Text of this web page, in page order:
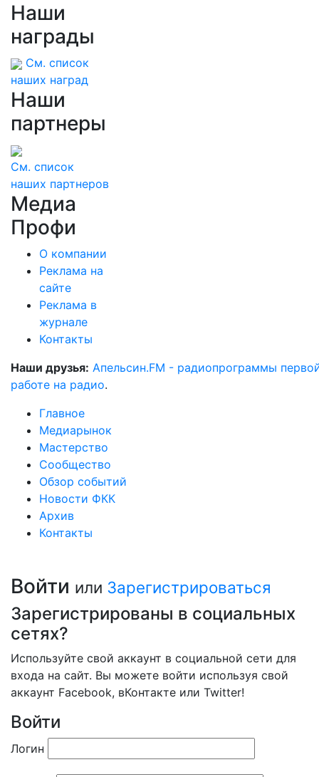
Наши
награды
См. список
наших наград
Наши
партнеры
См. список
наших партнеров
Медиа
Профи
О компании
Реклама на
сайте
Реклама в
журнале
Контакты
Наши друзья: Апельсин.FM - радиопрограммы
работе на радио.
Главное
Медиарынок
Мастерство
Сообщество
Обзор событий
Новости ФКК
Архив
Контакты
Войти или Зарегистрироваться
Зарегистрированы в социальных
сетях?
Используйте свой аккаунт в социальной сети для
входа на сайт. Вы можете войти используя свой
аккаунт Facebook, вКонтакте или Twitter!
Войти
Логин